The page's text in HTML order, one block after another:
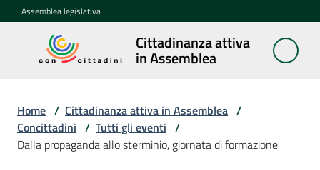
Vai al contenuto
Vai alla navigazione
Vai al footer
Assemblea legislativa
Cittadinanza attiva
in Assemblea
Cittadinanza
attiva in
Concittadini
Home / Cittadinanza attiva in Assemblea /
Concittadini / Tutti gli eventi /
Dalla propaganda allo sterminio, giornata di formazione